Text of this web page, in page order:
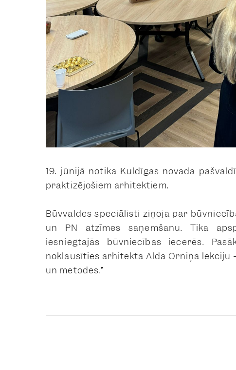
19. jūnijā notika Kuldīgas novada
praktizējošiem arhitektiem.
Būvvaldes speciālisti ziņoja par
un PN atzīmes saņemšanu. Tika
iesniegtajās būvniecības iecerēs.
noklausīties arhitekta Alda Orniņa lekciju
un metodes.”